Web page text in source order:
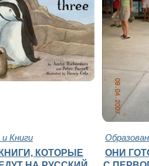
Книги
КОТОРЫЕ
ОНИ